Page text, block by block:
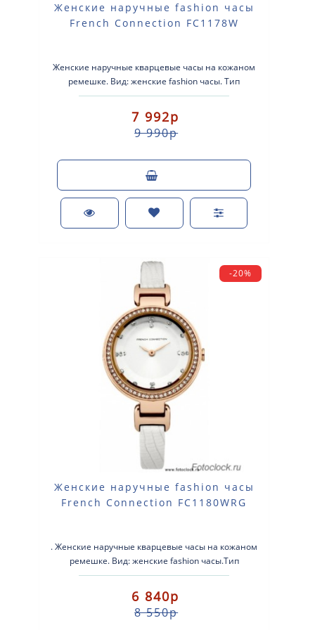
Женские наручные fashion часы
French Connection FC1178W
Женские наручные кварцевые часы на кожаном
ремешке. Вид: женские fashion часы. Тип
механизма: кварцевые. Корпус: стально..
7 992р
9 990р
-20%
Женские наручные fashion часы
French Connection FC1180WRG
. Женские наручные кварцевые часы на кожаном
ремешке. Вид: женские fashion часы.Тип
механизма: кварцевые.Корпус: стальной с розовы..
6 840р
8 550р